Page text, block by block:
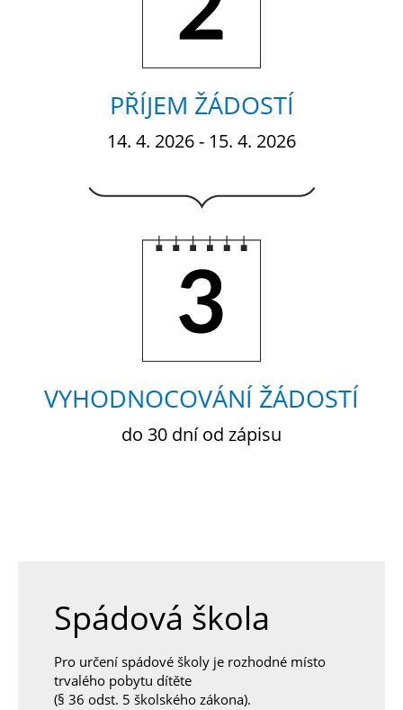
PŘÍJEM ŽÁDOSTÍ
14. 4. 2026 - 15. 4. 2026
VYHODNOCOVÁNÍ ŽÁDOSTÍ
do 30 dní od zápisu
Spádová škola
Pro určení spádové školy je rozhodné místo
trvalého pobytu dítěte
(§ 36 odst. 5 školského zákona).